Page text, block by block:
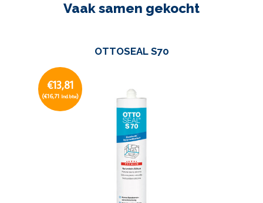
Vaak samen gekocht
OTTOSEAL S70
€13,81
(€16,71 Incl. btw)